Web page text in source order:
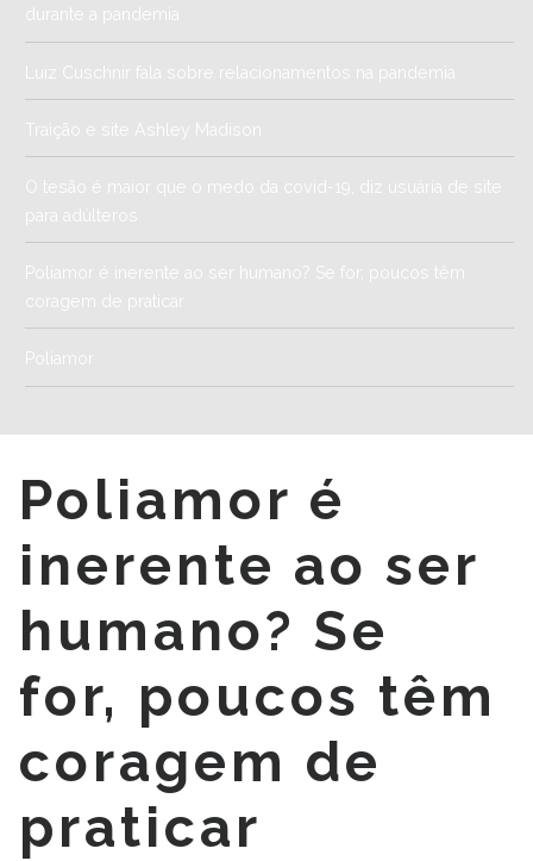
durante a pandemia
Luiz Cuschnir fala sobre relacionamentos na pandemia
Traição e site Ashley Madison
O tesão é maior que o medo da covid-19, diz usuária de site
para adúlteros
Poliamor é inerente ao ser humano? Se for, poucos têm
coragem de praticar
Poliamor
Poliamor é
inerente ao ser
humano? Se
for, poucos têm
coragem de
praticar